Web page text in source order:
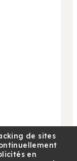
de sites
en